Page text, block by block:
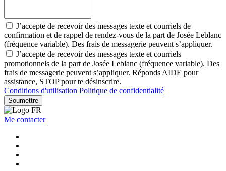
J’accepte de recevoir des messages texte et courriels de
confirmation et de rappel de rendez-vous de la part de Josée Leblanc
(fréquence variable). Des frais de messagerie peuvent s’appliquer.
J’accepte de recevoir des messages texte et courriels
promotionnels de la part de Josée Leblanc (fréquence variable). Des
frais de messagerie peuvent s’appliquer. Réponds AIDE pour
assistance, STOP pour te désinscrire.
Conditions d'utilisation Politique de confidentialité
Soumettre
Me contacter